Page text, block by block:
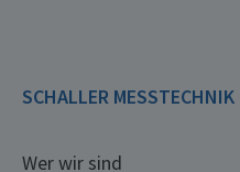
SCHALLER MESSTECHNIK
Wer wir sind